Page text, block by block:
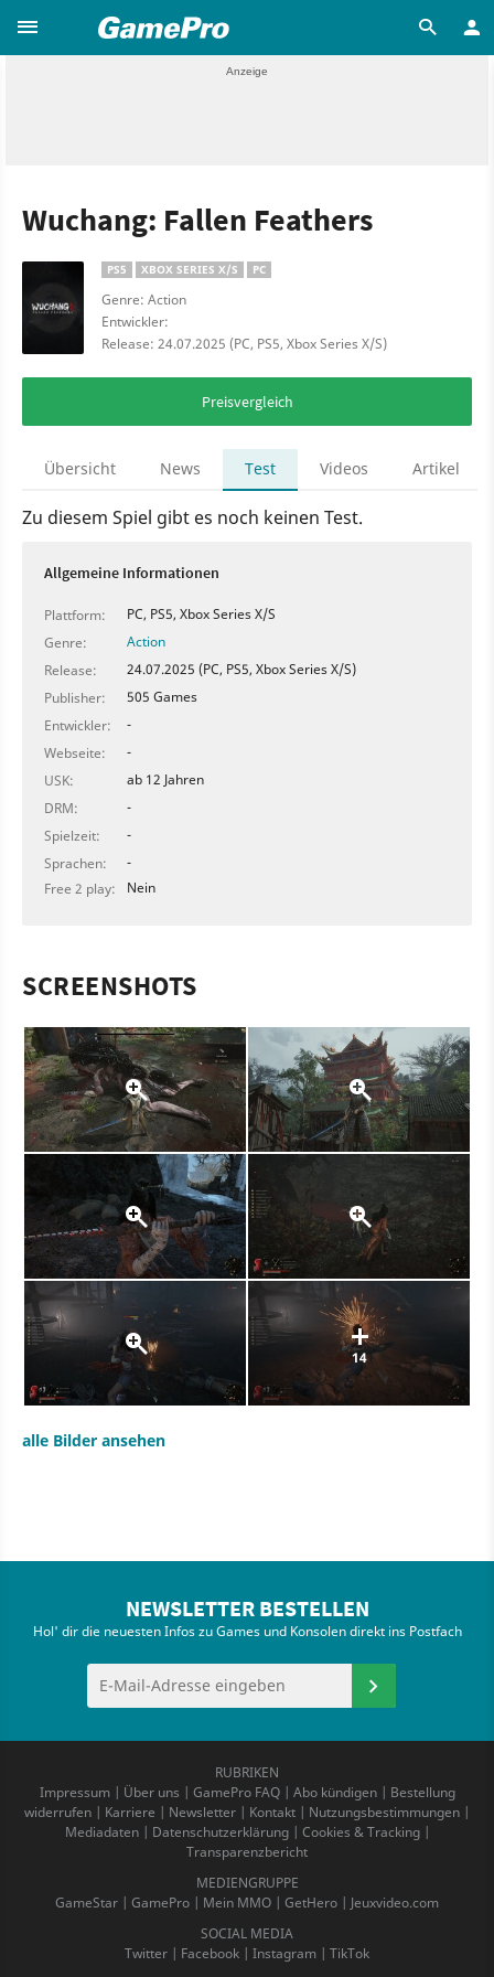
Wuchang: Fallen Feathers
PS5 XBOX SERIES X/S PC
Genre: Action
Entwickler:
Release: 24.07.2025 (PC, PS5, Xbox Series X/S)
Preisvergleich
Übersicht News Test Videos Artikel
Zu diesem Spiel gibt es noch keinen Test.
Allgemeine Informationen
Plattform:
PC, PS5, Xbox Series X/S
Genre:
Action
Release:
24.07.2025 (PC, PS5, Xbox Series X/S)
Publisher:
505 Games
Entwickler:
-
Webseite:
-
USK:
ab 12 Jahren
DRM:
-
Spielzeit:
-
Sprachen:
-
Free 2 play:
Nein
SCREENSHOTS
14
alle Bilder ansehen
NEWSLETTER BESTELLEN
Hol' dir die neuesten Infos zu Games und Konsolen direkt ins Postfach
RUBRIKEN
Impressum| Über uns | GamePro FAQ| Abo kündigen| Bestellung
widerrufen | Karriere | Newsletter | Kontakt | Nutzungsbestimmungen |
Mediadaten| Datenschutzerklärung| Cookies & Tracking|
Transparenzbericht
MEDIENGRUPPE
GameStar | GamePro | Mein MMO | GetHero | Jeuxvideo.com
SOCIAL MEDIA
Twitter | Facebook | Instagram | TikTok